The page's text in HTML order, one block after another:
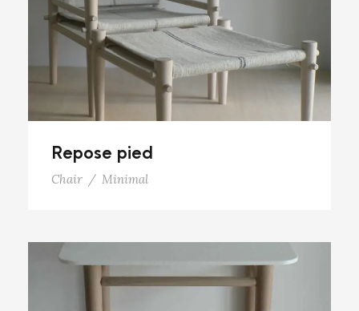
Repose pied
Repose pied
Chair / Minimal